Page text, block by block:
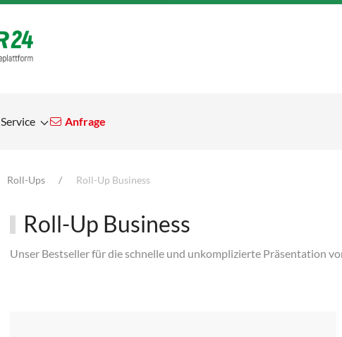
Service Anfrage
Roll-Ups Roll-Up Business
Roll-Up Business
Unser Bestseller für die schnelle und unkomplizierte Präsentation